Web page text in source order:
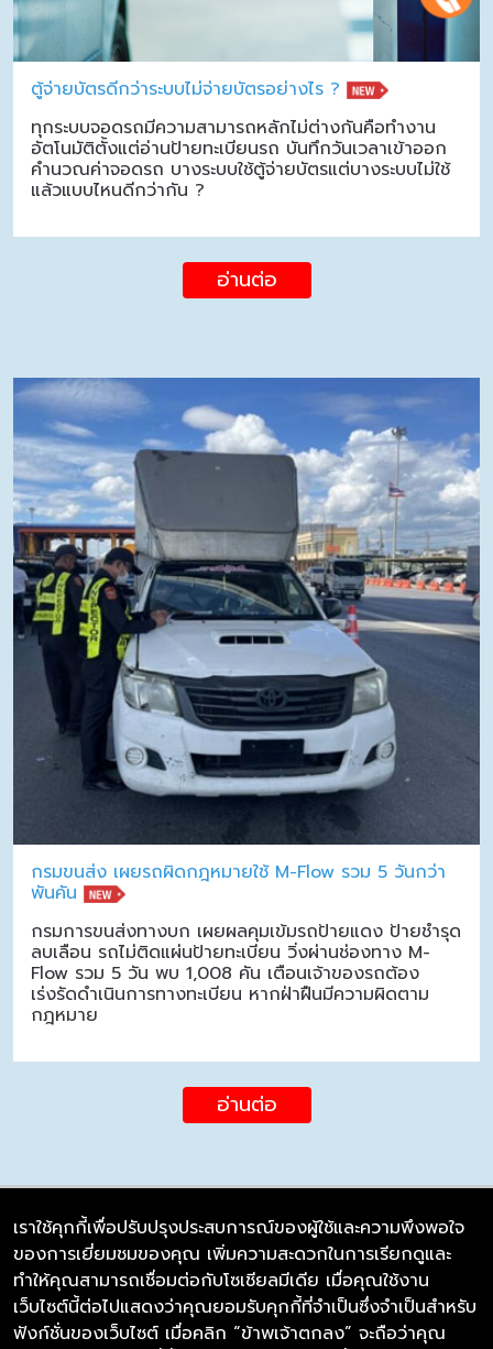
ตู้จ่ายบัตรดีกว่าระบบไม่จ่ายบัตรอย่างไร ?
ทุกระบบจอดรถมีความสามารถหลักไม่ต่างกันคือทำงาน
อัตโนมัติตั้งแต่อ่านป้ายทะเบียนรถ บันทึกวันเวลาเข้าออก
คำนวณค่าจอดรถ บางระบบใช้ตู้จ่ายบัตรแต่บางระบบไม่ใช้
แล้วแบบไหนดีกว่ากัน ?
อ่านต่อ
กรมขนส่ง เผยรถผิดกฎหมายใช้ M-Flow รวม 5 วันกว่า
พันคัน
กรมการขนส่งทางบก เผยผลคุมเข้มรถป้ายแดง ป้ายชำรุด
ลบเลือน รถไม่ติดแผ่นป้ายทะเบียน วิ่งผ่านช่องทาง M-
Flow รวม 5 วัน พบ 1,008 คัน เตือนเจ้าของรถต้อง
เร่งรัดดำเนินการทางทะเบียน หากฝ่าฝืนมีความผิดตาม
กฎหมาย
อ่านต่อ
บริษัท ซิมลิงค์ จำกัด
98/226 Bangrakyai-Baanmai Road,
Bangyai, Nonthaburi 11140
เราใช้คุกกี้เพื่อปรับปรุงประสบการณ์ของผู้ใช้และความพึงพอใจ
ของการเยี่ยมชมของคุณ เพิ่มความสะดวกในการเรียกดูและ
ทำให้คุณสามารถเชื่อมต่อกับโซเชียลมีเดีย เมื่อคุณใช้งาน
เว็บไซต์นี้ต่อไปแสดงว่าคุณยอมรับคุกกี้ที่จำเป็นซึ่งจำเป็นสำหรับ
ฟังก์ชั่นของเว็บไซต์ เมื่อคลิก “ข้าพเจ้าตกลง” จะถือว่าคุณ